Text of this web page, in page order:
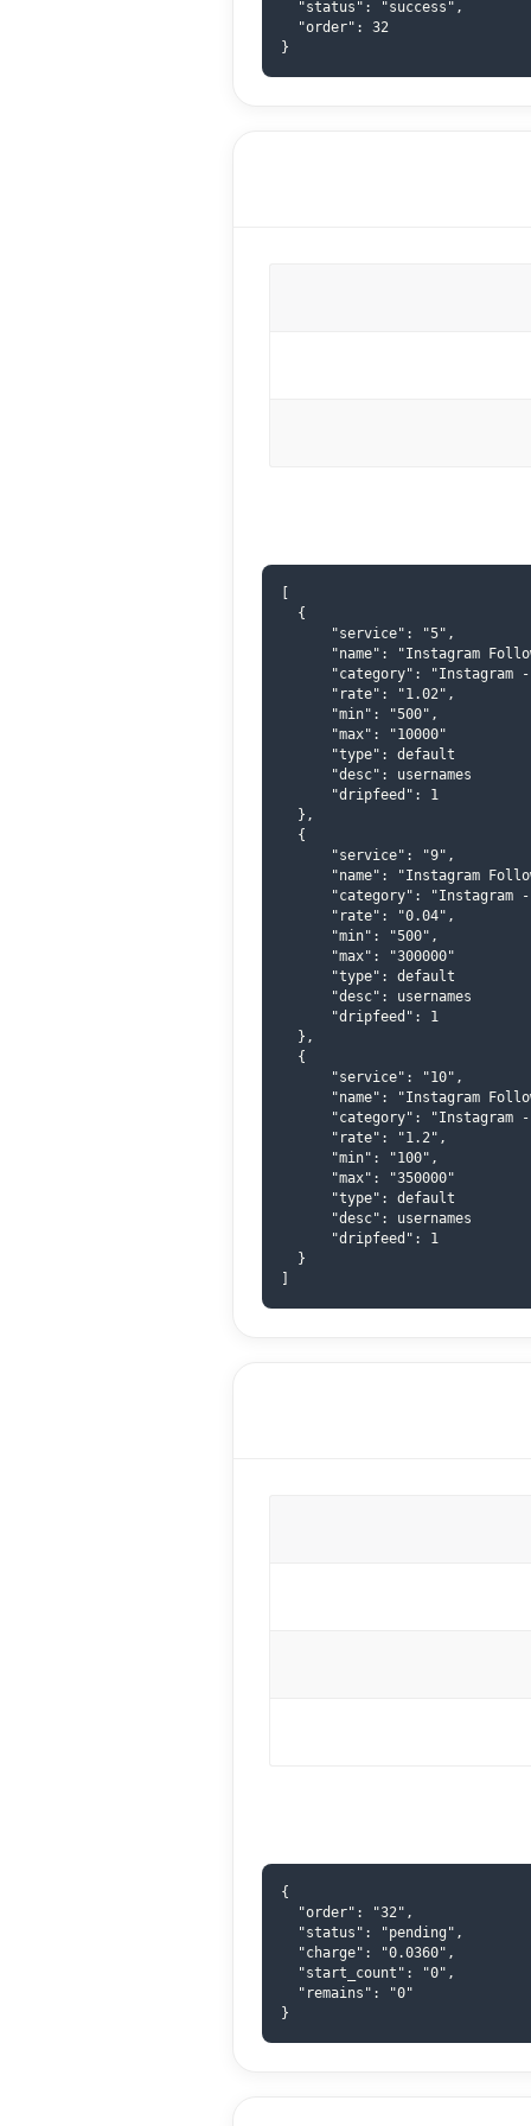
  "status": "success",
  "order": 32
}
  {
      "service": "5",
"name": "Instagram
"category": "Instagram
      "rate": "1.02",
      "min": "500",
      "max": "10000"
      "type": default
      "desc": usernames
      "dripfeed": 1
  },
  {
      "service": "9",
"name": "Instagram
"category": "Instagram
      "rate": "0.04",
      "min": "500",
      "max": "300000"
      "type": default
      "desc": usernames
      "dripfeed": 1
  },
  {
      "service": "10",
"name": "Instagram
"category": "Instagram
      "rate": "1.2",
      "min": "100",
      "max": "350000"
      "type": default
      "desc": usernames
      "dripfeed": 1
  }
{
  "order": "32",
  "status": "pending",
  "charge": "0.0360",
  "start_count": "0",
  "remains": "0"
}